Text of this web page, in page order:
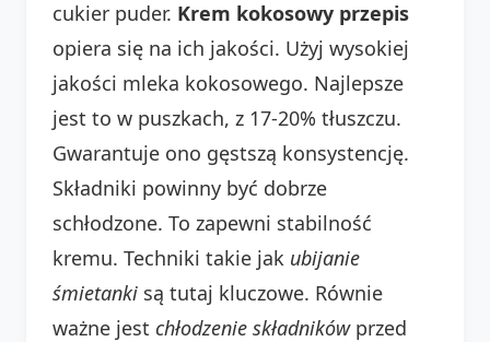
cukier puder. Krem kokosowy przepis
opiera się na ich jakości. Użyj wysokiej
jakości mleka kokosowego. Najlepsze
jest to w puszkach, z 17-20% tłuszczu.
Gwarantuje ono gęstszą konsystencję.
Składniki powinny być dobrze
schłodzone. To zapewni stabilność
kremu. Techniki takie jak ubijanie
śmietanki są tutaj kluczowe. Równie
ważne jest chłodzenie składnikówprzed